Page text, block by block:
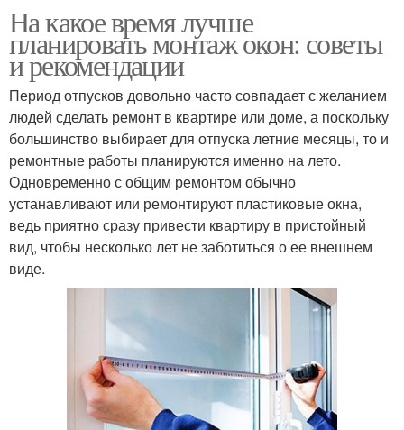
На какое время лучше
планировать монтаж окон: советы
и рекомендации
Период отпусков довольно часто совпадает с желанием
людей сделать ремонт в квартире или доме, а поскольку
большинство выбирает для отпуска летние месяцы, то и
ремонтные работы планируются именно на лето.
Одновременно с общим ремонтом обычно
устанавливают или ремонтируют пластиковые окна,
ведь приятно сразу привести квартиру в пристойный
вид, чтобы несколько лет не заботиться о ее внешнем
виде.